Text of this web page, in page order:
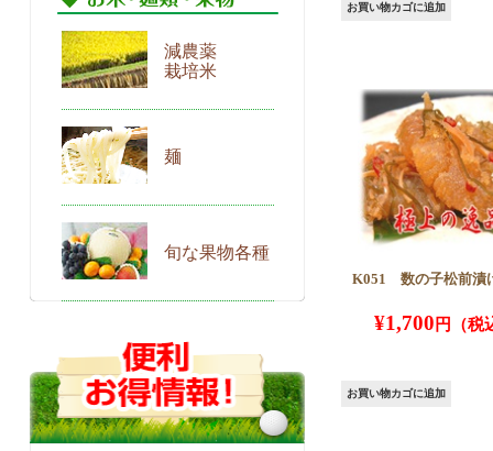
減農薬
栽培米
麺
旬な果物各種
お買い物カゴに追加
K051 数の子松前漬
¥1,700
お買い物カゴに追加